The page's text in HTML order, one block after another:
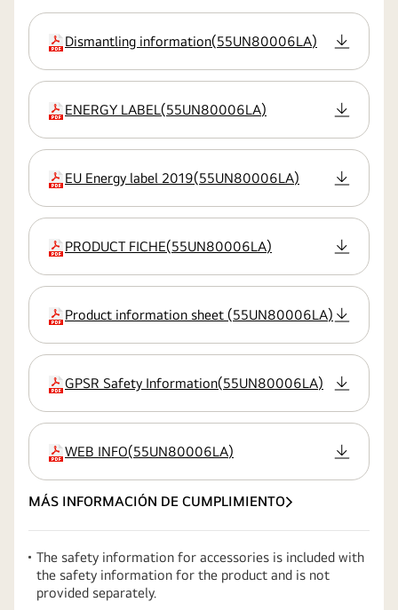
extensión:pdf
Dismantling information(55UN80006LA)
extensión:pdf
ENERGY LABEL(55UN80006LA)
extensión:pdf
EU Energy label 2019(55UN80006LA)
extensión:pdf
PRODUCT FICHE(55UN80006LA)
extensión:pdf
Product information sheet (55UN80006LA)
extensión:pdf
GPSR Safety Information(55UN80006LA)
extensión:pdf
WEB INFO(55UN80006LA)
MÁS INFORMACIÓN DE CUMPLIMIENTO
The safety information for accessories is included with
the safety information for the product and is not
provided separately.